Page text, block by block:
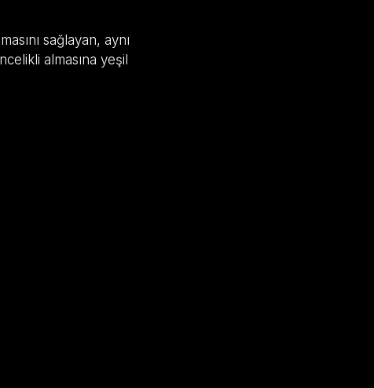
sağlayan, aynı
almasına yeşil